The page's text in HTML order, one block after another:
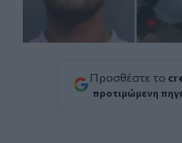
Προσθέστε το
προτιμώμενη